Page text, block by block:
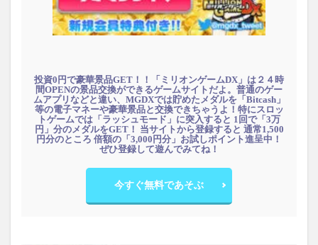
投資0円で豪華景品GET！！「ミリオンゲームDX」は２４時
間OPENの景品交換ができるゲームサイトだよ。普通のゲー
ムアプリなどと違い、MGDXでは貯めたメダルを「Bitcash」
等の電子マネーや豪華景品と交換できちゃうよ！特にスロッ
トゲームでは「ラッシュモード」に突入すると 1回で「3万
円」分のメダルをGET！ 当サイトから登録すると 通常1,500
円分のところ 倍額の「3,000円分」お試しポイント進呈中！
ぜひ登録して遊んでみてね！
今すぐ無料であそぶ